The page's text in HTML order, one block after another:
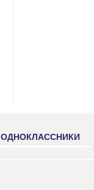
ОДНОКЛАССНИКИ